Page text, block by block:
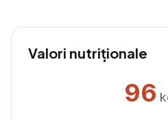
Valori nutriționale
96